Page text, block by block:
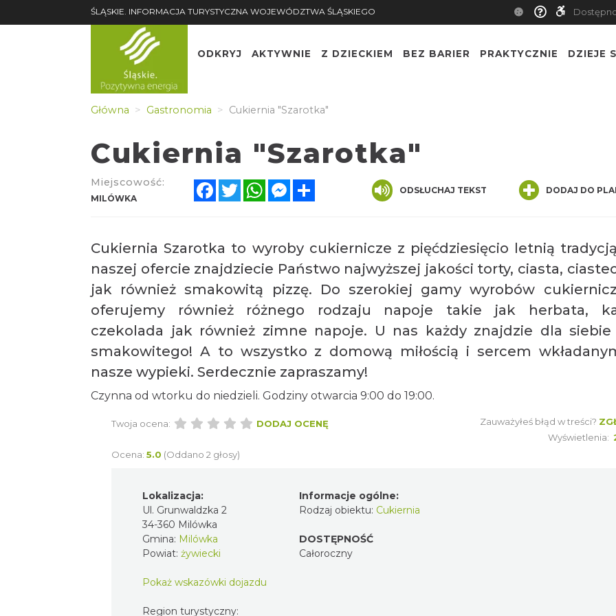
ŚLĄSKIE. INFORMACJA TURYSTYCZNA WOJEWÓDZTWA ŚLĄSKIEGO
ODKRYJ AKTYWNIE Z DZIECKIEM BEZ BARIER PRAKTYCZNIE DZIEJE
Główna Gastronomia Cukiernia "Szarotka"
Cukiernia "Szarotka"
Miejscowość:
MILÓWKA
FacebookTwitterWhatsAppMessenger ODSŁUCHAJ TEKST DODAJ DO
Cukiernia Szarotka to wyroby cukiernicze z pięćdziesięcio letnią
naszej ofercie znajdziecie Państwo najwyższej jakości torty, ciasta,
jak również smakowitą pizzę. Do szerokiej gamy wyrobów
oferujemy również różnego rodzaju napoje takie jak herbata,
czekolada jak również zimne napoje. U nas każdy znajdzie dla siebie
smakowitego! A to wszystko z domową miłością i sercem
nasze wypieki. Serdecznie zapraszamy!
Czynna od wtorku do niedzieli. Godziny otwarcia 9:00 do 19:00.
Twoja ocena: DODAJ OCENĘ
Ocena: 5.0 (Oddano 2 głosy)
Zauważyłeś błąd w treści?
Wyświetlenia:
Lokalizacja:
Ul. Grunwaldzka 2
34-360 Milówka
Gmina: Milówka
Powiat: żywiecki
Pokaż wskazówki dojazdu
Region turystyczny:
Informacje ogólne:
Rodzaj obiektu: Cukiernia
DOSTĘPNOŚĆ
Całoroczny